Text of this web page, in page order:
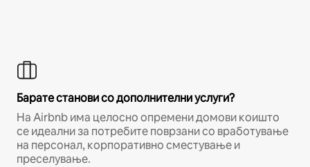
Барате станови со дополнителни услуги?
На Airbnb има целосно опремени домови коишто
се идеални за потребите поврзани со вработување
на персонал, корпоративно сместување и
преселување.